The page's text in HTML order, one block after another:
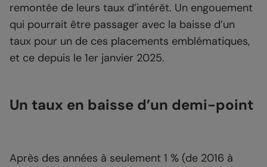
remontée de leurs taux d’intérêt. Un engouement
qui pourrait être passager avec la baisse d’un
taux pour un de ces placements emblématiques,
et ce depuis le 1er janvier 2025.
Un taux en baisse d’un demi-point
Après des années à seulement 1 % (de 2016 à